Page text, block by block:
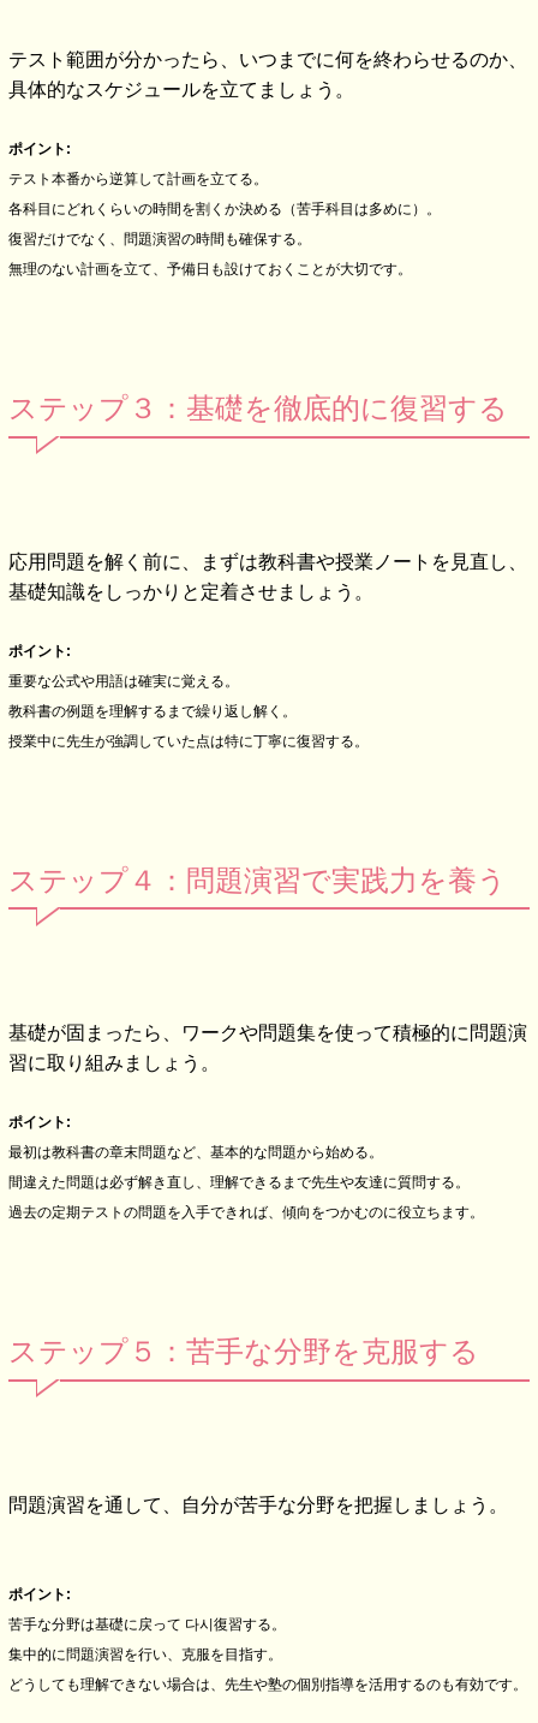
テスト範囲が分かったら、いつまでに何を終わらせるのか、
具体的なスケジュールを立てましょう。
ポイント:
テスト本番から逆算して計画を立てる。
各科目にどれくらいの時間を割くか決める（苦手科目は多めに）。
復習だけでなく、問題演習の時間も確保する。
無理のない計画を立て、予備日も設けておくことが大切です。
ステップ３：基礎を徹底的に復習する
応用問題を解く前に、まずは教科書や授業ノートを見直し、
基礎知識をしっかりと定着させましょう。
ポイント:
重要な公式や用語は確実に覚える。
教科書の例題を理解するまで繰り返し解く。
授業中に先生が強調していた点は特に丁寧に復習する。
ステップ４：問題演習で実践力を養う
基礎が固まったら、ワークや問題集を使って積極的に問題演
習に取り組みましょう。
ポイント:
最初は教科書の章末問題など、基本的な問題から始める。
間違えた問題は必ず解き直し、理解できるまで先生や友達に質問する。
過去の定期テストの問題を入手できれば、傾向をつかむのに役立ちます。
ステップ５：苦手な分野を克服する
問題演習を通して、自分が苦手な分野を把握しましょう。
ポイント:
苦手な分野は基礎に戻って 다시復習する。
集中的に問題演習を行い、克服を目指す。
どうしても理解できない場合は、先生や塾の個別指導を活用するのも有効です。